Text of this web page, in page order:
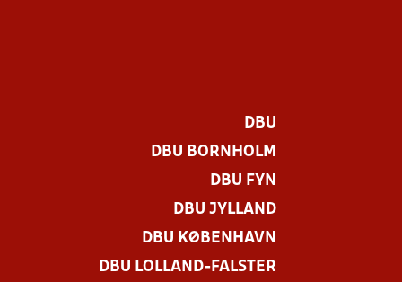
DBU
DBU BORNHOLM
DBU FYN
DBU JYLLAND
DBU KØBENHAVN
DBU LOLLAND-FALSTER